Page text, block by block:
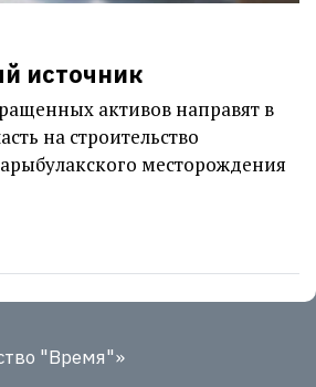
источник
активов направят в
на строительство
месторождения
"Время"»